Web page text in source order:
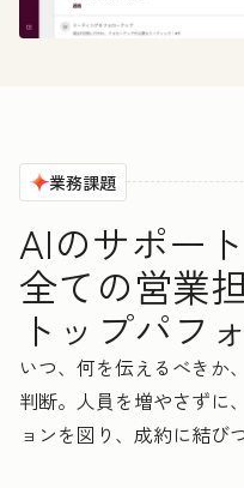
業務課題
AIのサポート
全ての営業
トップパフ
いつ、何を伝えるべきか
判断。人員を増やさずに
ョンを図り、成約に結び